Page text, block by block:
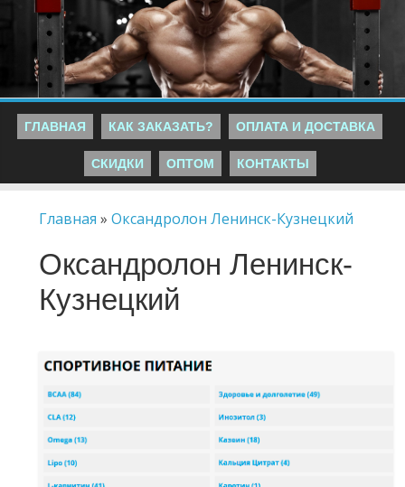
ГЛАВНАЯ КАК ЗАКАЗАТЬ? ОПЛАТА И ДОСТАВКА
СКИДКИ ОПТОМ КОНТАКТЫ
Главная »Оксандролон Ленинск-Кузнецкий
Оксандролон Ленинск-
Кузнецкий